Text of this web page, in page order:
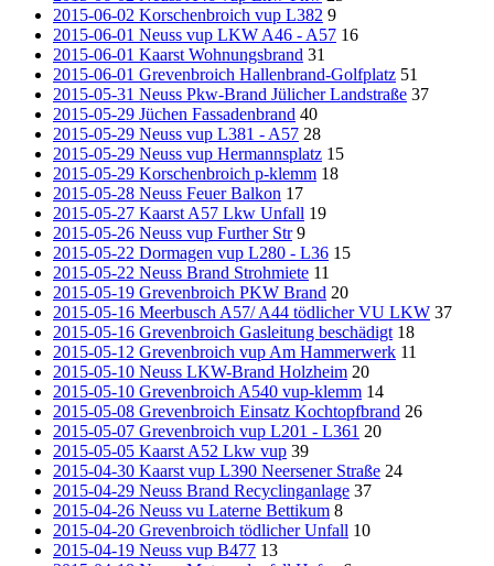
2015-06-02 Korschenbroich vup L382 9
2015-06-01 Neuss vup LKW A46 - A57 16
2015-06-01 Kaarst Wohnungsbrand 31
2015-06-01 Grevenbroich Hallenbrand-Golfplatz 51
2015-05-31 Neuss Pkw-Brand Jülicher Landstraße 37
2015-05-29 Jüchen Fassadenbrand 40
2015-05-29 Neuss vup L381 - A57 28
2015-05-29 Neuss vup Hermannsplatz 15
2015-05-29 Korschenbroich p-klemm 18
2015-05-28 Neuss Feuer Balkon 17
2015-05-27 Kaarst A57 Lkw Unfall 19
2015-05-26 Neuss vup Further Str 9
2015-05-22 Dormagen vup L280 - L36 15
2015-05-22 Neuss Brand Strohmiete 11
2015-05-19 Grevenbroich PKW Brand 20
2015-05-16 Meerbusch A57/ A44 tödlicher VU LKW 37
2015-05-16 Grevenbroich Gasleitung beschädigt 18
2015-05-12 Grevenbroich vup Am Hammerwerk 11
2015-05-10 Neuss LKW-Brand Holzheim 20
2015-05-10 Grevenbroich A540 vup-klemm 14
2015-05-08 Grevenbroich Einsatz Kochtopfbrand 26
2015-05-07 Grevenbroich vup L201 - L361 20
2015-05-05 Kaarst A52 Lkw vup 39
2015-04-30 Kaarst vup L390 Neersener Straße 24
2015-04-29 Neuss Brand Recyclinganlage 37
2015-04-26 Neuss vu Laterne Bettikum 8
2015-04-20 Grevenbroich tödlicher Unfall 10
2015-04-19 Neuss vup B477 13